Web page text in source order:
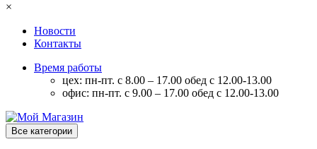
×
Новости
Контакты
Время работы
цех: пн-пт. с 8.00 – 17.00 обед с 12.00-13.00
офис: пн-пт. с 9.00 – 17.00 обед с 12.00-13.00
Все категории